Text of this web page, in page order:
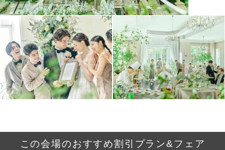
この会場のおすすめ割引プラン&フェア